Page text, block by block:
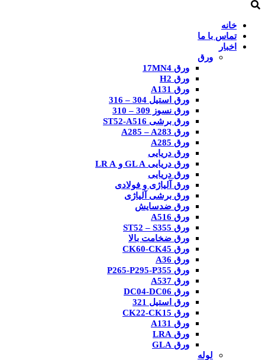
خانه
تماس با ما
اخبار
ورق
ورق 17MN4
ورق H2
ورق A131
ورق استیل 304 – 316
ورق نسوز 309 – 310
ورق برشی ST52-A516
ورق A285 – A283
ورق A285
ورق دریایی
ورق دریایی GL A و LR A
ورق دریایی
ورق آلیاژی و فولادی
ورق برشی آلیاژی
ورق ضدسایش
ورق A516
ورق ST52 – S355
ورق ضخامت بالا
ورق CK60-CK45
ورق A36
ورق P265-P295-P355
ورق A537
ورق DC04-DC06
ورق استیل 321
ورق CK22-CK15
ورق A131
ورق LRA
ورق GLA
لوله